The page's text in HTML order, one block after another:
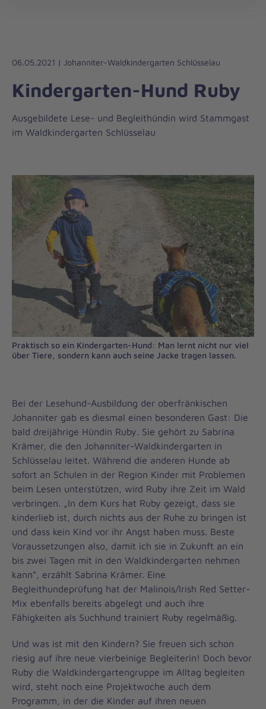
Liebe
Leben
06.05.2021 | Johanniter-Waldkindergarten Schlüsselau
Kindergarten-Hund Ruby
Ausgebildete Lese- und Begleithündin wird Stammgast
im Waldkindergarten Schlüsselau
Praktisch so ein Kindergarten-Hund: Man lernt nicht nur viel
über Tiere, sondern kann auch seine Jacke tragen lassen.
Bei der Lesehund-Ausbildung der oberfränkischen
Johanniter gab es diesmal einen besonderen Gast: Die
bald dreijährige Hündin Ruby. Sie gehört zu Sabrina
Krämer, die den Johanniter-Waldkindergarten in
Schlüsselau leitet. Während die anderen Hunde ab
sofort an Schulen in der Region Kinder mit Problemen
beim Lesen unterstützen, wird Ruby ihre Zeit im Wald
verbringen. „In dem Kurs hat Ruby gezeigt, dass sie
kinderlieb ist, durch nichts aus der Ruhe zu bringen ist
und dass kein Kind vor ihr Angst haben muss. Beste
Voraussetzungen also, damit ich sie in Zukunft an ein
bis zwei Tagen mit in den Waldkindergarten nehmen
kann“, erzählt Sabrina Krämer. Eine
Begleithundeprüfung hat der Malinois/Irish Red Setter-
Mix ebenfalls bereits abgelegt und auch ihre
Fähigkeiten als Suchhund trainiert Ruby regelmäßig.
Und was ist mit den Kindern? Sie freuen sich schon
riesig auf ihre neue vierbeinige Begleiterin! Doch bevor
Ruby die Waldkindergartengruppe im Alltag begleiten
wird, steht noch eine Projektwoche auch dem
Programm, in der die Kinder auf ihren neuen